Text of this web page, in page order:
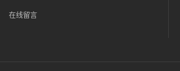
在线留言